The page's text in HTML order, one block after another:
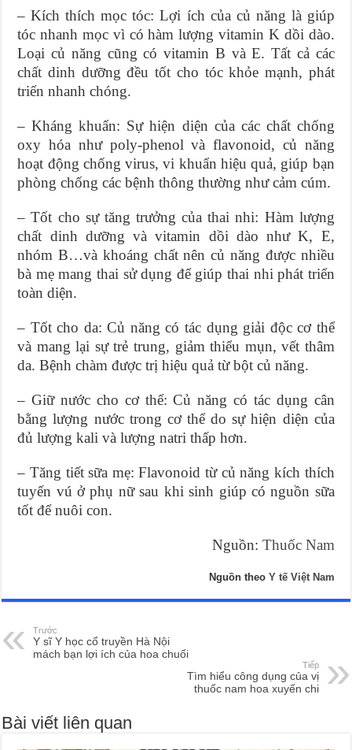
– Kích thích mọc tóc: Lợi ích của củ năng là giúp
tóc nhanh mọc vì có hàm lượng vitamin K dồi dào.
Loại củ năng cũng có vitamin B và E. Tất cả các
chất dinh dưỡng đều tốt cho tóc khỏe mạnh, phát
triển nhanh chóng.
– Kháng khuẩn: Sự hiện diện của các chất chống
oxy hóa như poly-phenol và flavonoid, củ năng
hoạt động chống virus, vi khuẩn hiệu quả, giúp bạn
phòng chống các bệnh thông thường như cảm cúm.
– Tốt cho sự tăng trưởng của thai nhi: Hàm lượng
chất dinh dưỡng và vitamin dồi dào như K, E,
nhóm B…và khoáng chất nên củ năng được nhiều
bà mẹ mang thai sử dụng để giúp thai nhi phát triển
toàn diện.
– Tốt cho da: Củ năng có tác dụng giải độc cơ thể
và mang lại sự trẻ trung, giảm thiểu mụn, vết thâm
da. Bệnh chàm được trị hiệu quả từ bột củ năng.
– Giữ nước cho cơ thể: Củ năng có tác dụng cân
bằng lượng nước trong cơ thể do sự hiện diện của
đủ lượng kali và lượng natri thấp hơn.
– Tăng tiết sữa mẹ: Flavonoid từ củ năng kích thích
tuyến vú ở phụ nữ sau khi sinh giúp có nguồn sữa
tốt để nuôi con.
Nguồn: Thuốc Nam
Nguồn theo Y tế Việt Nam
Trước
Y sĩ Y học cổ truyền Hà Nội
mách bạn lợi ích của hoa chuối
Tiếp
Tìm hiểu công dụng của vị
thuốc nam hoa xuyến chi
Bài viết liên quan